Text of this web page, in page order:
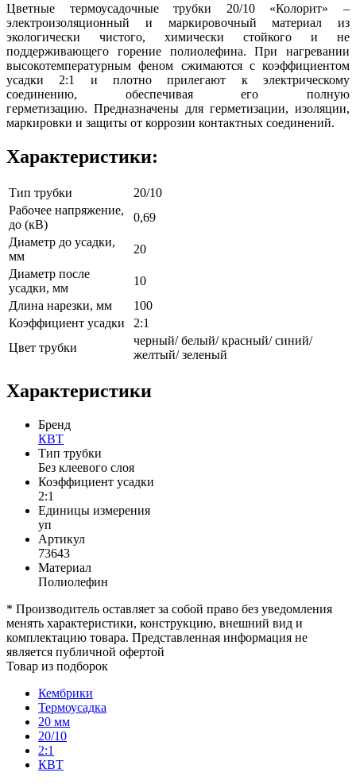
Цветные термоусадочные трубки 20/10 «Колорит» –
электроизоляционный и маркировочный материал из
экологически чистого, химически стойкого и не
поддерживающего горение полиолефина. При нагревании
высокотемпературным феном сжимаются с коэффициентом
усадки 2:1 и плотно прилегают к электрическому
соединению, обеспечивая его полную
герметизацию. Предназначены для герметизации, изоляции,
маркировки и защиты от коррозии контактных соединений.
Характеристики:
Тип трубки
20/10
Рабочее напряжение,
до (кВ)
0,69
Диаметр до усадки,
мм
20
Диаметр после
усадки, мм
10
Длина нарезки, мм
100
Коэффициент усадки
2:1
Цвет трубки
черный/ белый/ красный/ синий/
желтый/ зеленый
Характеристики
Бренд
КВТ
Тип трубки
Без клеевого слоя
Коэффициент усадки
2:1
Единицы измерения
уп
Артикул
73643
Материал
Полиолефин
* Производитель оставляет за собой право без уведомления
менять характеристики, конструкцию, внешний вид и
комплектацию товара. Представленная информация не
является публичной офертой
Товар из подборок
Кембрики
Термоусадка
20 мм
20/10
2:1
КВТ